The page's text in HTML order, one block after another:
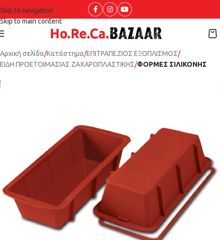
Skip to navigation
Skip to main content
Αρχική σελίδα Κατάστημα ΕΠΙΤΡΑΠΕΖΙΟΣ ΕΞΟΠΛΙΣΜΟΣ
ΕΙΔΗ ΠΡΟΕΤΟΙΜΑΣΙΑΣ ΖΑΧΑΡΟΠΛΑΣΤΙΚΗΣ ΦΟΡΜΕΣ ΣΙΛΙΚΟΝΗΣ